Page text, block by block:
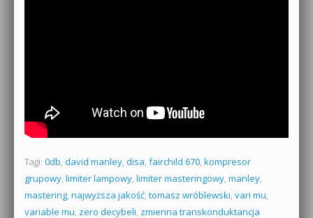
Tagi: 0db, david manley, disa, fairchild 670, kompresor
grupowy, limiter lampowy, limiter masteringowy, manley,
mastering, najwyższa jakość, tomasz wróblewski, vari mu,
variable mu, zero decybeli, zmienna transkonduktancja